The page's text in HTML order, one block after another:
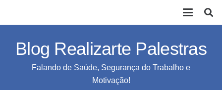
Blog Realizarte Palestras
Falando de Saúde, Segurança do Trabalho e
Motivação!